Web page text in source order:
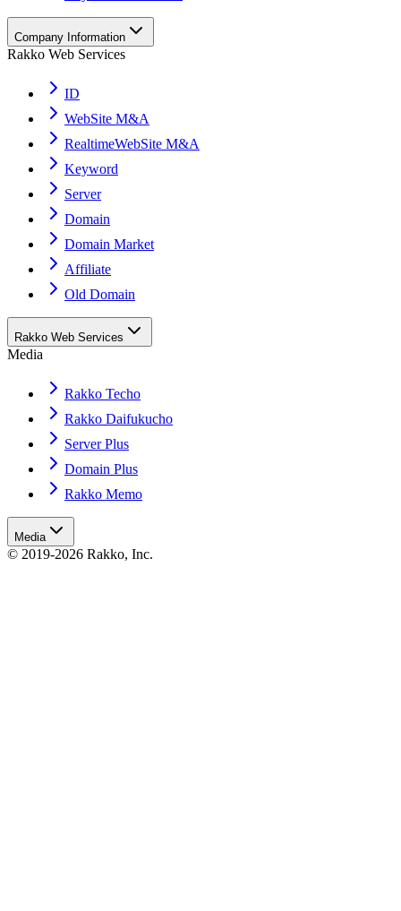
Company Information
Rakko Web Services
ID
WebSite M&A
RealtimeWebSite M&A
Keyword
Server
Domain
Domain Market
Affiliate
Old Domain
Rakko Web Services
Media
Rakko Techo
Rakko Daifukucho
Server Plus
Domain Plus
Rakko Memo
Media
© 2019-2026 Rakko, Inc.